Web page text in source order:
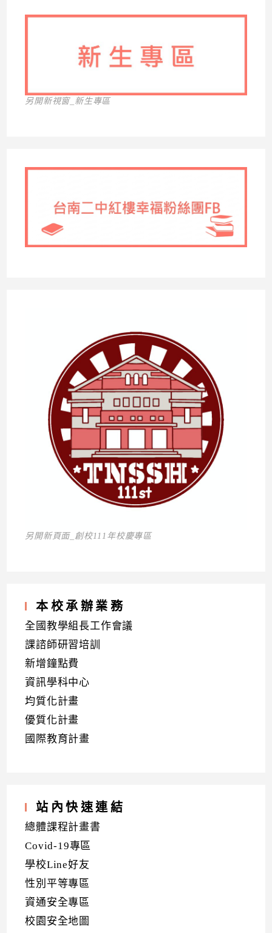
另開新視窗_新生專區
另開新頁面_創校111年校慶專區
本校承辦業務
全國教學組長工作會議
課諮師研習培訓
新增鐘點費
資訊學科中心
均質化計畫
優質化計畫
國際教育計畫
站內快速連結
總體課程計畫書
Covid-19專區
學校Line好友
性別平等專區
資通安全專區
校園安全地圖